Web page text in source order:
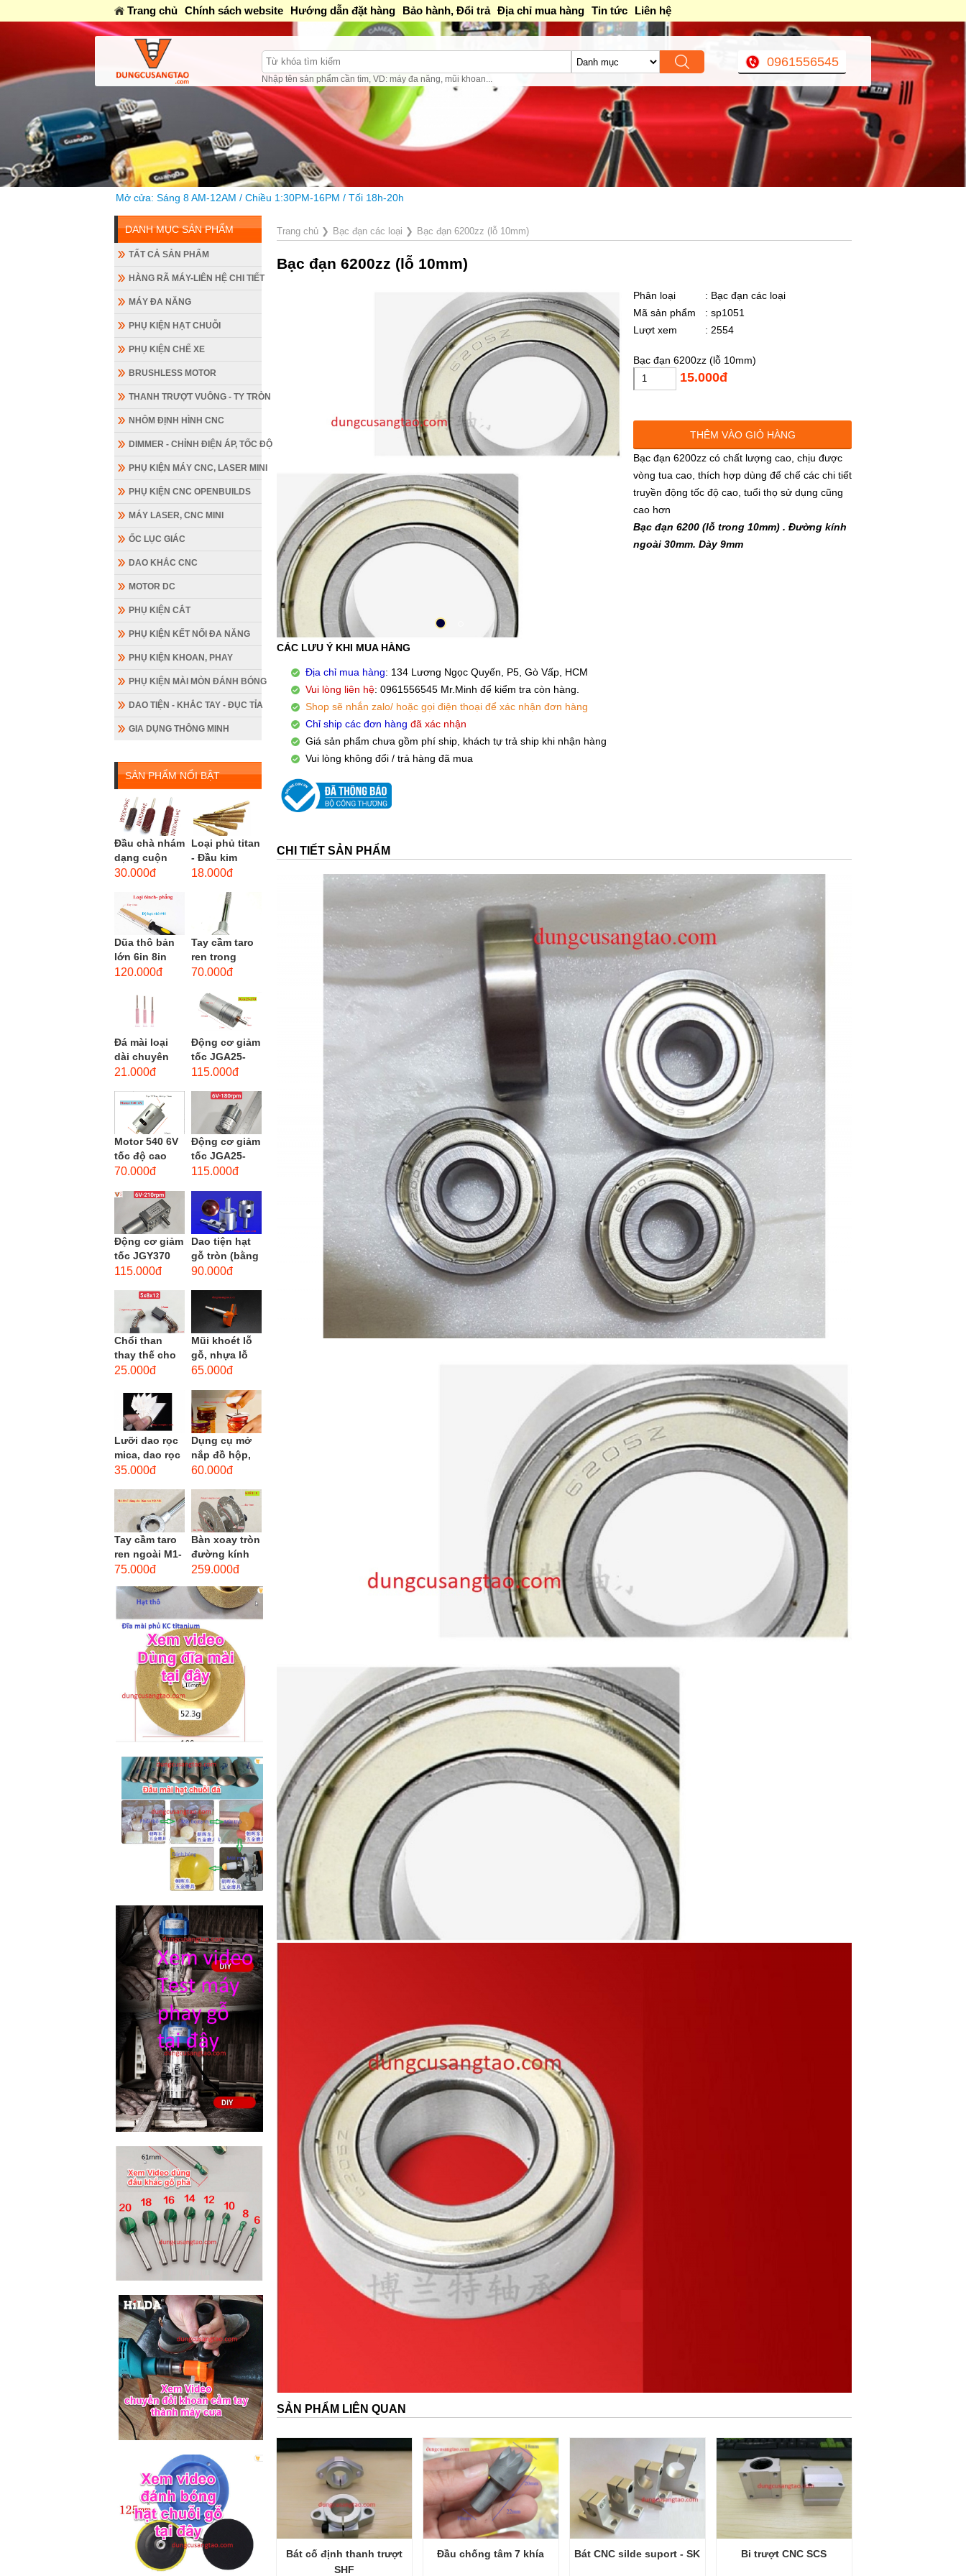
Trang chủ Chính sách website Hướng dẫn đặt hàng Bảo hành, Đổi trả Địa chỉ mua hàng Tin tức Liên hệ
Nhập tên sản phẩm cần tìm, VD: máy đa năng, mũi khoan...
0961556545
Mở cửa: Sáng 8 AM-12AM / Chiều 1:30PM-16PM / Tối 18h-20h
DANH MỤC SẢN PHẨM
TẤT CẢ SẢN PHẨM
HÀNG RÃ MÁY-LIÊN HỆ CHI TIẾT
MÁY ĐA NĂNG
PHỤ KIỆN HẠT CHUỖI
PHỤ KIỆN CHẾ XE
BRUSHLESS MOTOR
THANH TRƯỢT VUÔNG - TY TRÒN
NHÔM ĐỊNH HÌNH CNC
DIMMER - CHỈNH ĐIỆN ÁP, TỐC ĐỘ
PHỤ KIỆN MÁY CNC, LASER MINI
PHỤ KIỆN CNC OPENBUILDS
MÁY LASER, CNC MINI
ỐC LỤC GIÁC
DAO KHẮC CNC
MOTOR DC
PHỤ KIỆN CẮT
PHỤ KIỆN KẾT NỐI ĐA NĂNG
PHỤ KIỆN KHOAN, PHAY
PHỤ KIỆN MÀI MÒN ĐÁNH BÓNG
DAO TIỆN - KHẮC TAY - ĐỤC TỈA
GIA DỤNG THÔNG MINH
SẢN PHẨM NỔI BẬT
Đầu chà nhám
dạng cuộn
loại dài gắn
cốt 3mm
đầu...
30.000đ
Loại phủ titan
- Đầu kim
cương hình
(mũi mài...
18.000đ
Dũa thô bản
lớn 6in 8in
phẳng - độ
120.000đ
Tay cầm taro
ren trong
dùng cho mũi
M12
70.000đ
Đá mài loại
dài chuyên
dùng mài
loại, đá mài
cạnh,...
21.000đ
Động cơ giảm
tốc JGA25-
370 3-12 VDC.
mini JGA25-
115.000đ
Motor 540 6V
tốc độ cao
20.000 vòng/
torque
70.000đ
Động cơ giảm
tốc JGA25-
310 6-12 VDC.
mini JGA25-
310
115.000đ
Động cơ giảm
tốc JGY370
DC bánh răng
men xoắn
cao...
115.000đ
Dao tiện hạt
gỗ tròn (bằng
thép trắng)
90.000đ
Chổi than
thay thế cho
động cơ, chổi
motor máy
khoan,...
25.000đ
Mũi khoét lỗ
gỗ, nhựa lỗ
lớn D40mm-
opener)
65.000đ
Lưỡi dao rọc
mica, dao rọc
cáp hình
35.000đ
Dụng cụ mở
nắp đồ hộp,
mở nắp lon
đường kính...
60.000đ
Tay cầm taro
ren ngoài M1-
M1.8 (mã
vặn Bàn ren
75.000đ
Bàn xoay tròn
đường kính
22cm bằng
259.000đ
Trang chủ❯ Bạc đạn các loại ❯ Bạc đạn 6200zz (lỗ 10mm)
Bạc đạn 6200zz (lỗ 10mm)
CÁC LƯU Ý KHI MUA HÀNG
Địa chỉ mua hàng: 134 Lương Ngọc Quyến, P5, Gò Vấp, HCM
Vui lòng liên hệ: 0961556545 Mr.Minh để kiểm tra còn hàng.
Shop sẽ nhắn zalo/ hoặc gọi điện thoại để xác nhận đơn hàng
Chỉ ship các đơn hàng đã xác nhận
Giá sản phẩm chưa gồm phí ship, khách tự trả ship khi nhận hàng
Vui lòng không đổi / trả hàng đã mua
Phân loại
: Bạc đạn các loại
Mã sản phẩm
: sp1051
Lượt xem
: 2554
Bạc đạn 6200zz (lỗ 10mm)
15.000đ
THÊM VÀO GIỎ HÀNG
Bạc đạn 6200zz có chất lượng cao, chịu được
vòng tua cao, thích hợp dùng để chế các chi tiết
truyền động tốc độ cao, tuổi thọ sử dụng cũng
cao hơn
Bạc đạn 6200 (lỗ trong 10mm) . Đường kính
ngoài 30mm. Dày 9mm
CHI TIẾT SẢN PHẨM
SẢN PHẨM LIÊN QUAN
Bát cố định thanh trượt
SHF
Đầu chống tâm 7 khía Bát CNC silde suport - SK Bi trượt CNC SCS